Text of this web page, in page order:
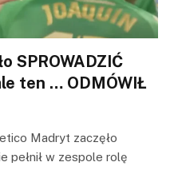
SPROWADZIĆ
ten … ODMÓWIŁ
Madryt zaczęło
pełnił w zespole rolę